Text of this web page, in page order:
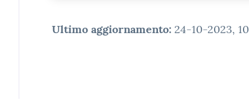
Ultimo aggiornamento: 24-10-2023,